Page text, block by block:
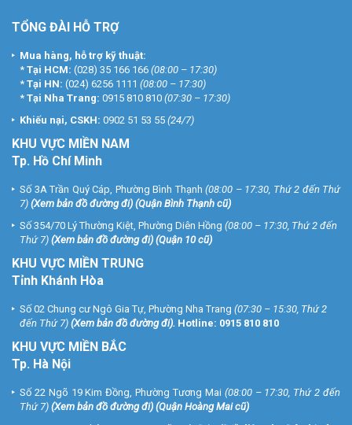
TỔNG ĐÀI HỖ TRỢ
Mua hàng, hỗ trợ kỹ thuật:
* Tại HCM: (028) 35 166 166 (08:00 – 17:30)
* Tại HN: (024) 6256 1111 (08:00 – 17:30)
* Tại Nha Trang: 0915 810 810 (07:30 – 17:30)
Khiếu nại, CSKH: 0902 51 53 55 (24/7)
KHU VỰC MIỀN NAM
Tp. Hồ Chí Minh
Số 3A Trần Quý Cáp, Phường Bình Thạnh (08:00 – 17:30, Thứ 2 đến Thứ
7) (Xem bản đồ đường đi) (Quận Bình Thạnh cũ)
Số 354/70 Lý Thường Kiệt, Phường Diên Hồng (08:00 – 17:30, Thứ 2 đến
Thứ 7) (Xem bản đồ đường đi) (Quận 10 cũ)
KHU VỰC MIỀN TRUNG
Tỉnh Khánh Hòa
Số 02 Chung cư Ngô Gia Tự, Phường Nha Trang (07:30 – 15:30, Thứ 2
đến Thứ 7) (Xem bản đồ đường đi). Hotline: 0915 810 810
KHU VỰC MIỀN BẮC
Tp. Hà Nội
Số 22 Ngõ 19 Kim Đồng, Phường Tương Mai (08:00 – 17:30, Thứ 2 đến
Thứ 7) (Xem bản đồ đường đi) (Quận Hoàng Mai cũ)